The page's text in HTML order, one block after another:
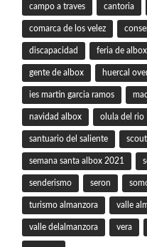
campo a traves cantoria
comarca de los velez
discapacidad feria de
gente de albox huercal
ies martin garcia ramos
navidad albox olula del rio
santuario del saliente
semana santa albox 2021
senderismo seron
turismo almanzora valle
valle delalmanzora vera